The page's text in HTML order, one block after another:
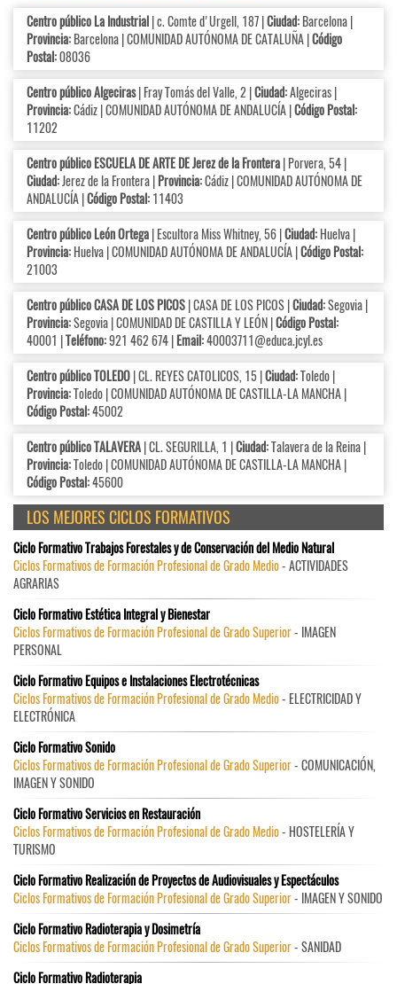
Centro público La Industrial| c. Comte d'Urgell, 187 |Ciudad:Barcelona |
Provincia:Barcelona | COMUNIDAD AUTÓNOMA DE CATALUÑA |Código
Postal:08036
Centro público Algeciras| Fray Tomás del Valle, 2 |Ciudad:Algeciras |
Provincia:Cádiz | COMUNIDAD AUTÓNOMA DE ANDALUCÍA |Código Postal:
11202
Centro público ESCUELA DE ARTE DE Jerez de la Frontera| Porvera, 54 |
Ciudad:Jerez de la Frontera |Provincia:Cádiz | COMUNIDAD AUTÓNOMA DE
ANDALUCÍA |Código Postal:11403
Centro público León Ortega| Escultora Miss Whitney, 56 |Ciudad:Huelva |
Provincia:Huelva | COMUNIDAD AUTÓNOMA DE ANDALUCÍA |Código Postal:
21003
Centro público CASA DE LOS PICOS| CASA DE LOS PICOS |Ciudad:Segovia |
Provincia:Segovia | COMUNIDAD DE CASTILLA Y LEÓN |Código Postal:
40001 |Teléfono:921 462 674 |Email:40003711@educa.jcyl.es
Centro público TOLEDO| CL. REYES CATOLICOS, 15 |Ciudad:Toledo |
Provincia:Toledo | COMUNIDAD AUTÓNOMA DE CASTILLA-LA MANCHA |
Código Postal:45002
Centro público TALAVERA| CL. SEGURILLA, 1 |Ciudad:Talavera de la Reina |
Provincia:Toledo | COMUNIDAD AUTÓNOMA DE CASTILLA-LA MANCHA |
Código Postal:45600
LOS MEJORES CICLOS FORMATIVOS
Ciclo Formativo Trabajos Forestales y de Conservación del Medio Natural
Ciclos Formativos de Formación Profesional de Grado Medio- ACTIVIDADES
AGRARIAS
Ciclo Formativo Estética Integral y Bienestar
Ciclos Formativos de Formación Profesional de Grado Superior- IMAGEN
PERSONAL
Ciclo Formativo Equipos e Instalaciones Electrotécnicas
Ciclos Formativos de Formación Profesional de Grado Medio- ELECTRICIDAD Y
ELECTRÓNICA
Ciclo Formativo Sonido
Ciclos Formativos de Formación Profesional de Grado Superior- COMUNICACIÓN,
IMAGEN Y SONIDO
Ciclo Formativo Servicios en Restauración
Ciclos Formativos de Formación Profesional de Grado Medio- HOSTELERÍA Y
TURISMO
Ciclo Formativo Realización de Proyectos de Audiovisuales y Espectáculos
Ciclos Formativos de Formación Profesional de Grado Superior- IMAGEN Y SONIDO
Ciclo Formativo Radioterapia y Dosimetría
Ciclos Formativos de Formación Profesional de Grado Superior- SANIDAD
Ciclo Formativo Radioterapia